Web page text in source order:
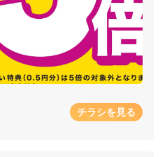
チラシを見る